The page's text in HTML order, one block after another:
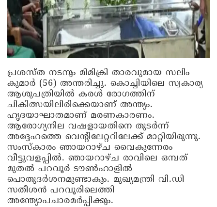
പ്രശസ്ത നടനും മിമിക്രി താരവുമായ സലിം
കുമാർ (56) അന്തരിച്ചു. കൊച്ചിയിലെ സ്വകാര്യ
ആശുപത്രിയിൽ കരൾ രോഗത്തിന്
ചികിത്സയിലിരിക്കെയാണ് അന്ത്യം.
ഹൃദയാഘാതമാണ് മരണകാരണം.
ആരോഗ്യനില വഷളായതിനെ തുടർന്ന്
അദ്ദേഹത്തെ വെന്റിലേറ്ററിലേക്ക് മാറ്റിയിരുന്നു.
സംസ്‌കാരം ഞായറാഴ്ച വൈകുന്നേരം
വീട്ടുവളപ്പിൽ. ഞായറാഴ്ച രാവിലെ ഒമ്പത്
മുതൽ പറവൂർ ടൗൺഹാളിൽ
പൊതുദർശനമുണ്ടാകും. മുഖ്യമന്ത്രി വി.ഡി
സതീശൻ പറവൂരിലെത്തി
അന്ത്യോപചാരമർപ്പിക്കും.